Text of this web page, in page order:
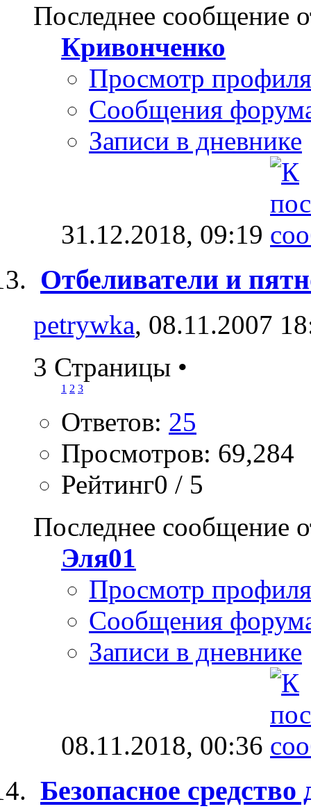
Последнее сообщение
Кривонченко
Просмотр профиля
Сообщения
Записи в дневнике
31.12.2018, 09:19
Отбеливатели и
petrywka, 08.11.2007
3 Страницы •
1 2 3
Ответов: 25
Просмотров: 69,284
Рейтинг0 / 5
Последнее сообщение
Эля01
Просмотр профиля
Сообщения
Записи в дневнике
08.11.2018, 00:36
Безопасное средство